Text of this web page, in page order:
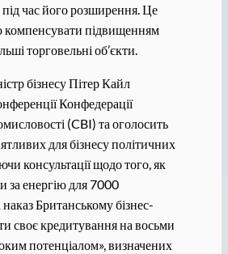
під час його розширення. Це
компенсувати підвищенням
торговельні об’єкти.
бізнесу Пітер Кайл
Конфедерації
(CBI) та оголосить
для бізнесу політичних
консультації щодо того, як
за енергію для 7000
Британському бізнес-
своє кредитування на восьми
потенціалом», визначених